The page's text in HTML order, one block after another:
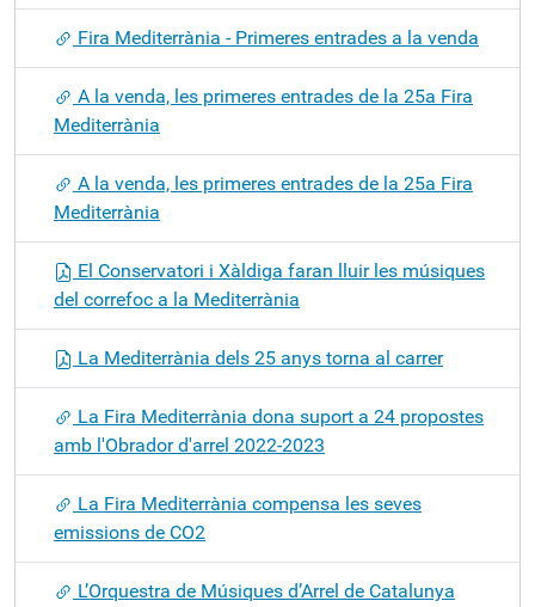
Fira Mediterrània - Primeres entrades a la venda
A la venda, les primeres entrades de la 25a Fira
Mediterrània
A la venda, les primeres entrades de la 25a Fira
Mediterrània
El Conservatori i Xàldiga faran lluir les músiques
del correfoc a la Mediterrània
La Mediterrània dels 25 anys torna al carrer
La Fira Mediterrània dona suport a 24 propostes
amb l'Obrador d'arrel 2022-2023
La Fira Mediterrània compensa les seves
emissions de CO2
L’Orquestra de Músiques d’Arrel de Catalunya